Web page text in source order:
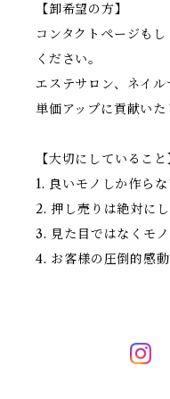
【卸希望の方】
コンタクトページも
ください。
エステサロン、ネイ
単価アップに貢献いた
【大切にしていること
1. 良いモノしか作ら
2. 押し売りは絶対に
3. 見た目ではなくモ
4. お客様の圧倒的感